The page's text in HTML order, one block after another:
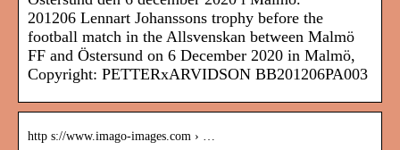
201206 Lennart Johanssons trophy before the
football match in the Allsvenskan between Malmö
FF and Östersund on 6 December 2020 in Malmö,
Copyright: PETTERxARVIDSON BB201206PA003
http s://www.imago-images.com › …